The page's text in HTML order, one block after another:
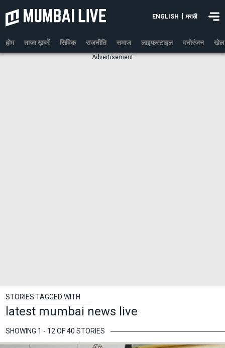
ENGLISH मराठी
होम ताजा ख़बरें सिविक राजनीति समाज लाइफस्टाइल मनोरंजन खेल
Advertisement
STORIES TAGGED WITH
latest mumbai news live
SHOWING 1 - 12 OF 40 STORIES